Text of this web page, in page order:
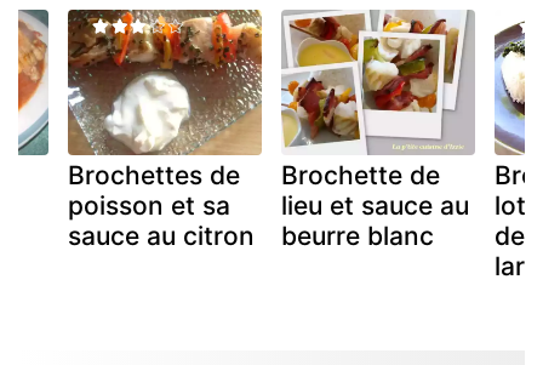
Brochettes de
poisson et sa
sauce au citron
Brochette de
lieu et sauce au
beurre blanc
de